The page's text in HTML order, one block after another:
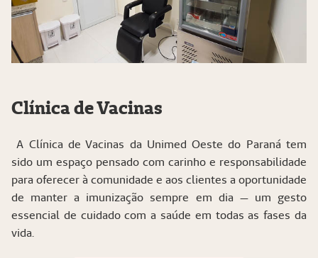
Clínica de Vacinas
A Clínica de Vacinas da Unimed Oeste do Paraná tem
sido um espaço pensado com carinho e responsabilidade
para oferecer à comunidade e aos clientes a oportunidade
de manter a imunização sempre em dia — um gesto
essencial de cuidado com a saúde em todas as fases da
vida.